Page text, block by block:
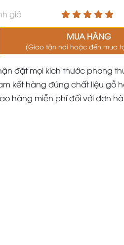
giá
MUA HÀNG
(Giao tận nơi hoặc đến mua
đặt mọi kích thước phong
kết hàng đúng chất liệu gỗ
hàng miễn phí đối với đơn